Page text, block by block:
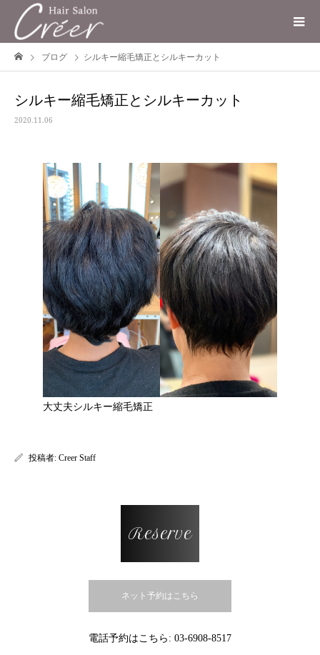
ブログ シルキー縮毛矯正とシルキーカット
シルキー縮毛矯正とシルキーカット
2020.11.06
大丈夫シルキー縮毛矯正
投稿者: Creer Staff
Reserve
ネット予約はこちら
電話予約はこちら: 03-6908-8517